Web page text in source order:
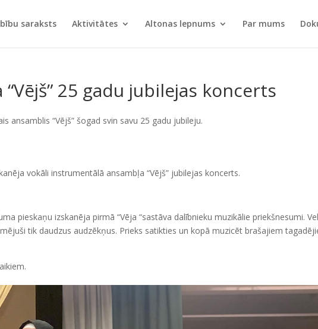
saraksts Aktivitātes Altonas lepnums Par mums
25 gadu jubilejas koncerts
ansamblis “Vējš” šogad svin savu 25 gadu jubileju.
vokāli instrumentālā ansambļa “Vējš” jubilejas koncerts.
pieskaņu izskanēja pirmā “Vēja “sastāva dalībnieku muzikālie priekšnesumi.
tik daudzus audzēkņus. Prieks satikties un kopā muzicēt brašajiem